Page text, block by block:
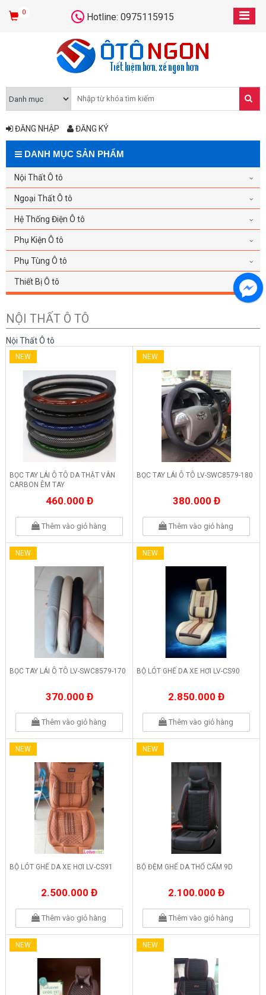
0 Hotline: 0975115915
ĐĂNG NHẬP ĐĂNG KÝ
DANH MỤC SẢN PHẨM
Nội Thất Ô tô
Ngoại Thất Ô tô
Hệ Thống Điện Ô tô
Phụ Kiện Ô tô
Phụ Tùng Ô tô
Thiết Bị Ô tô
NỘI THẤT Ô TÔ
Nội Thất Ô tô
NEW
BỌC TAY LÁI Ô TÔ DA THẬT VÂN
CARBON ÊM TAY
460.000 Đ
Thêm vào giỏ hàng
NEW
BỌC TAY LÁI Ô TÔ LV-SWC8579-180
380.000 Đ
Thêm vào giỏ hàng
NEW
BỌC TAY LÁI Ô TÔ LV-SWC8579-170
370.000 Đ
Thêm vào giỏ hàng
NEW
BỘ LÓT GHẾ DA XE HƠI LV-CS90
2.850.000 Đ
Thêm vào giỏ hàng
NEW
BỘ LÓT GHẾ DA XE HƠI LV-CS91
2.500.000 Đ
Thêm vào giỏ hàng
NEW
BỘ ĐỆM GHẾ DA THỔ CẨM 9D
2.100.000 Đ
Thêm vào giỏ hàng
NEW NEW